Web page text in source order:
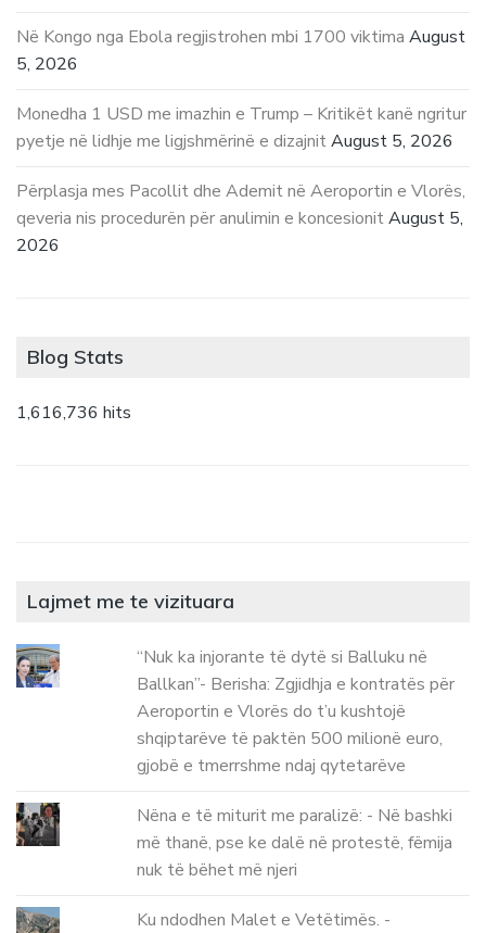
Në Kongo nga Ebola regjistrohen mbi 1700 viktima August
5, 2026
Monedha 1 USD me imazhin e Trump – Kritikët kanë ngritur
pyetje në lidhje me ligjshmërinë e dizajnitAugust 5, 2026
Përplasja mes Pacollit dhe Ademit në Aeroportin e Vlorës,
qeveria nis procedurën për anulimin e koncesionitAugust 5,
2026
Blog Stats
1,616,736 hits
Lajmet me te vizituara
“Nuk ka injorante të dytë si Balluku në
Ballkan”- Berisha: Zgjidhja e kontratës për
Aeroportin e Vlorës do t’u kushtojë
shqiptarëve të paktën 500 milionë euro,
gjobë e tmerrshme ndaj qytetarëve
Nëna e të miturit me paralizë: - Në bashki
më thanë, pse ke dalë në protestë, fëmija
nuk të bëhet më njeri
Ku ndodhen Malet e Vetëtimës. -